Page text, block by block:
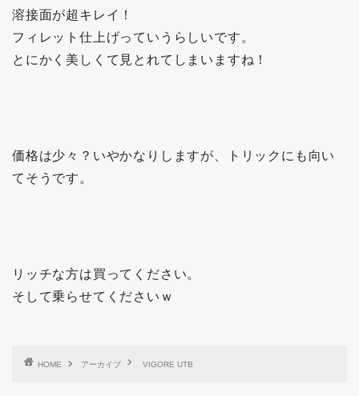
溶接面が超キレイ！
フィレット仕上げっていうらしいです。
とにかく美しくて見とれてしまいますね！
価格は少々？いやかなりしますが、トリックにも向い
てそうです。
リッチな方は買ってください。
そして乗らせてくださいｗ
HOME アーカイブ VIGORE UTB